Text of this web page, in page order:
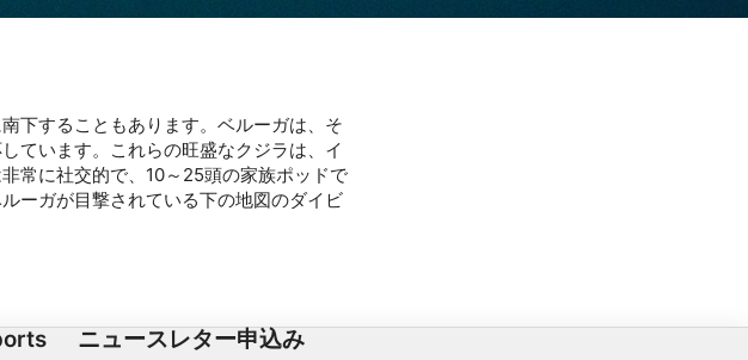
下することもあります。ベルーガは、そ
ています。これらの旺盛なクジラは、イ
常に社交的で、10～25頭の家族ポッドで
ーガが目撃されている下の地図のダイビ
ニュースレター申込み